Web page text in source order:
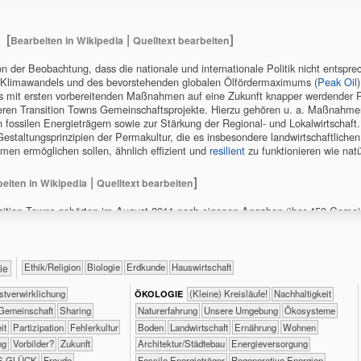
[Bearbeiten |Quelltext bearbeiten]
der Beobachtung, dass die nationale und internationale Politik nicht
und des bevorstehenden globalen Ölfördermaximums (Peak Oil
mit ersten vorbereitenden Maßnahmen auf eine Zukunft knapper werdender
Transition Towns Gemeinschaftsprojekte. Hierzu gehören u. a.
fossilen Energieträgern sowie zur Stärkung der Regional- und
der Permakultur, die es insbesondere
ermöglichen sollen, ähnlich effizient und resilientzu funktionieren wie
|Quelltext bearbeiten]
Towns gehörten im August 2011 nach eigenen Angaben über 450
westlichen Welt. Die größte Anzahl von Initiativen findet sich im
Bewegung ihren Anfang nahm. Mit Ausnahme Afrikas, wo in vielen
Resonanz hat die Transition-Bewegung in den USA, Kanada und
in Deutschland [Bearbeiten |Quelltext bearbeiten]
​​​​​​​​​​Ethik/​Religion ​​​​​​​Biologie ​​​​​Erdkunde ​Haus­wirtschaft
​​​​​​​​​​Sharing
​​​Partizipation ​​Fehlerkultur
​​Vorbilder? ​Zukunft
ÖKO​LOGIE ​​​​​​​​​​​​​​(Kleine) Kreisläufe! ​​​​​​​​​​​​​​​Nachhaltigkeit
​​​​​​​​​​​​​Naturerfahrung ​​​​​​​​​​​​​Unsere Umgebung ​​​​​​​​​​​Ökosysteme
​​​​​Boden ​​​​​Landwirtschaft ​​​​Ernährung ​​​​Wohnen
​​​Architektur/­Städtebau ​​​Energieversorgung